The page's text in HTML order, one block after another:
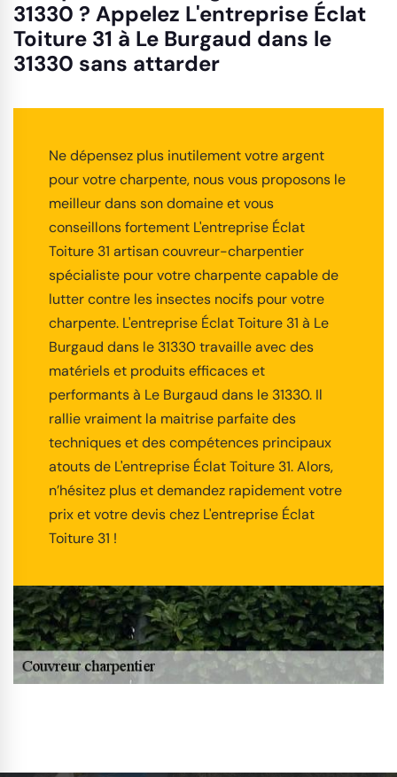
31330 ? Appelez L'entreprise Éclat
Toiture 31 à Le Burgaud dans le
31330 sans attarder
Ne dépensez plus inutilement votre argent
pour votre charpente, nous vous proposons le
meilleur dans son domaine et vous
conseillons fortement L'entreprise Éclat
Toiture 31 artisan couvreur-charpentier
spécialiste pour votre charpente capable de
lutter contre les insectes nocifs pour votre
charpente. L'entreprise Éclat Toiture 31 à Le
Burgaud dans le 31330 travaille avec des
matériels et produits efficaces et
performants à Le Burgaud dans le 31330. Il
rallie vraiment la maitrise parfaite des
techniques et des compétences principaux
atouts de L'entreprise Éclat Toiture 31. Alors,
n’hésitez plus et demandez rapidement votre
prix et votre devis chez L'entreprise Éclat
Toiture 31 !